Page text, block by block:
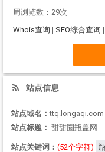
周浏览数：29次
Whois查询 | SEO综合查询 |
站点信息
站点域名：ttq.longaqi.com
站点标题： 甜甜圈瓶盖网
站点关键词： (52个字符)